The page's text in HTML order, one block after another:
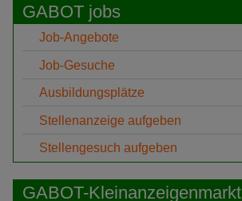
GABOT jobs
Job-Angebote
Job-Gesuche
Ausbildungsplätze
Stellenanzeige aufgeben
Stellengesuch aufgeben
GABOT-Kleinanzeigenmarkt